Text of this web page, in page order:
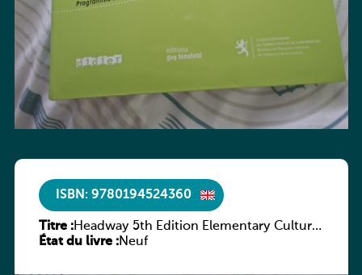
ISBN: 9780194524360
Titre :Headway 5th Edition Elementary Culture
and Literature Companion
État du livre :Neuf